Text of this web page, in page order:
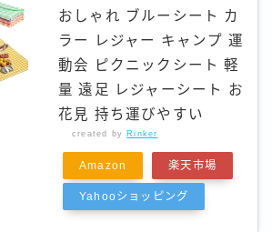
おしゃれ ブルーシート カ
ラー レジャー キャンプ 運
動会 ピクニックシート 軽
量 遠足 レジャーシート お
花見 持ち運びやすい
created by Rinker
Amazon 楽天市場
Yahooショッピング